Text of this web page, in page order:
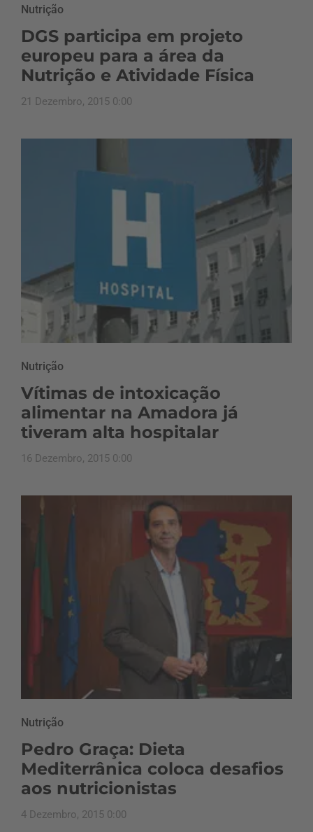
Nutrição
DGS participa em projeto
europeu para a área da
Nutrição e Atividade Física
21 Dezembro, 2015 0:00
Nutrição
Vítimas de intoxicação
alimentar na Amadora já
tiveram alta hospitalar
16 Dezembro, 2015 0:00
Nutrição
Pedro Graça: Dieta
Mediterrânica coloca desafios
aos nutricionistas
4 Dezembro, 2015 0:00